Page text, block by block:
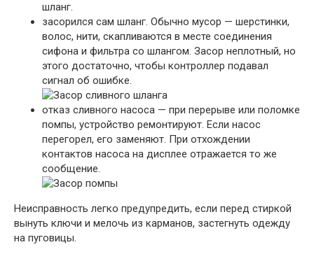
шланг.
засорился сам шланг. Обычно мусор — шерстинки,
волос, нити, скапливаются в месте соединения
сифона и фильтра со шлангом. Засор неплотный, но
этого достаточно, чтобы контроллер подавал
сигнал об ошибке.
отказ сливного насоса — при перерыве или поломке
помпы, устройство ремонтируют. Если насос
перегорел, его заменяют. При отхождении
контактов насоса на дисплее отражается то же
сообщение.
Неисправность легко предупредить, если перед стиркой
вынуть ключи и мелочь из карманов, застегнуть одежду
на пуговицы.